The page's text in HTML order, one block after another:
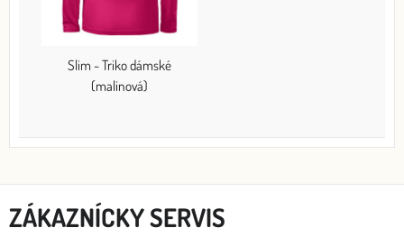
Slim - Triko dámské
(malinová)
ZÁKAZNÍCKY SERVIS